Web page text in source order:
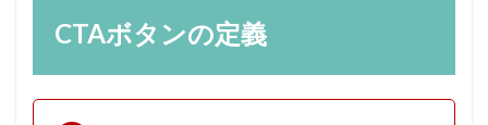
CTAボタンの定義